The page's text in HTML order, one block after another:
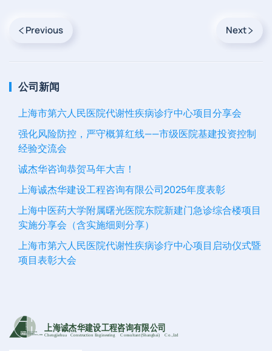
Previous Next
公司新闻
上海市第六人民医院代谢性疾病诊疗中心项目分享会
强化风险防控，严守概算红线——市级医院基建投资控制
经验交流会
诚杰华咨询恭贺马年大吉！
上海诚杰华建设工程咨询有限公司2025年度表彰
上海中医药大学附属曙光医院东院新建门急诊综合楼项目
实施分享会（含实施细则分享）
上海市第六人民医院代谢性疾病诊疗中心项目启动仪式暨
项目表彰大会
上海诚杰华建设工程咨询有限公司
Chengjiehua Construction Engineering C onsultant (Shanghai) C o.,Ltd